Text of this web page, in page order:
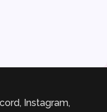
Instagram,